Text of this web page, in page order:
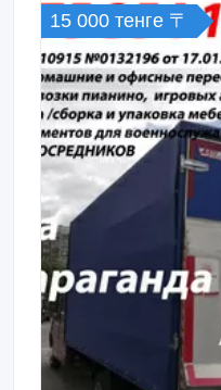
15 000 тенге 〒